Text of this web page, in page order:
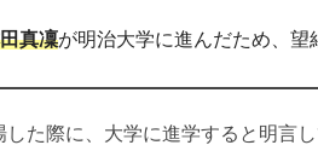
真凜が明治大学に進んだため、望
た際に、大学に進学すると明言